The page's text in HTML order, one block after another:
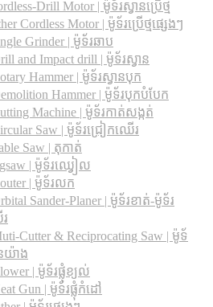
Drill Motor | ម៉ូទ័រស្វានប្រើថ្ម
Cordless Motor | ម៉ូទ័រប្រើថ្មផ្សេងៗ
Grinder | ម៉ូទ័រឆាប
and Impact drill | ម៉ូទ័រស្វាន
Hammer | ម៉ូទ័រស្វានបុក
Hammer | ម៉ូទ័របុកបំបែក
Machine | ម៉ូទ័រកាត់សង្កត់
Saw | ម៉ូទ័រជ្រៀកឈើរ
Saw | តុកាត់
| ម៉ូទ័រឈ្វៀល
| ម៉ូទ័រលក
Sander-Planer​ | ម៉ូទ័រខាត់-ម៉ូទ័រ
Cutter & Reciprocating Saw​ | ម៉ូទ័
យ៉ាង
| ម៉ូទ័រផ្លុំខ្យល់
Gun | ម៉ូទ័រផ្លុំកំដៅ